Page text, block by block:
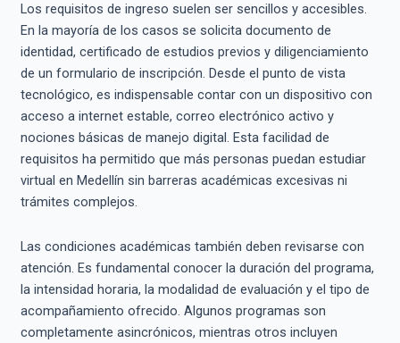
Los requisitos de ingreso suelen ser sencillos y accesibles.
En la mayoría de los casos se solicita documento de
identidad, certificado de estudios previos y diligenciamiento
de un formulario de inscripción. Desde el punto de vista
tecnológico, es indispensable contar con un dispositivo con
acceso a internet estable, correo electrónico activo y
nociones básicas de manejo digital. Esta facilidad de
requisitos ha permitido que más personas puedan estudiar
virtual en Medellín sin barreras académicas excesivas ni
trámites complejos.
Las condiciones académicas también deben revisarse con
atención. Es fundamental conocer la duración del programa,
la intensidad horaria, la modalidad de evaluación y el tipo de
acompañamiento ofrecido. Algunos programas son
completamente asincrónicos, mientras otros incluyen